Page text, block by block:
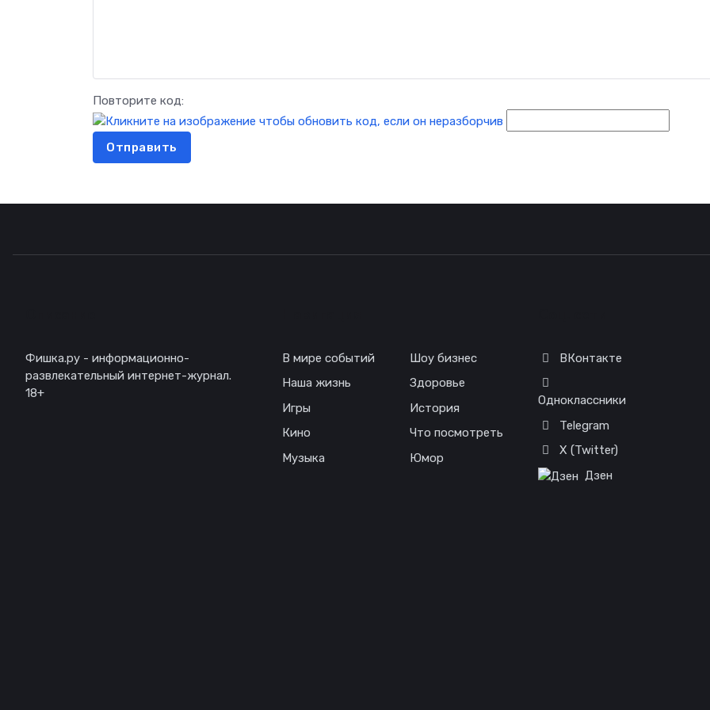
Повторите код:
Отправить
Фишка.ру - информационно-
развлекательный интернет-журнал.
18+
В мире событий
Наша жизнь
Игры
Кино
Музыка
Шоу бизнес
Здоровье
История
Что посмотреть
Юмор
ВКонтакте
Одноклассники
Telegram
X (Twitter)
Дзен